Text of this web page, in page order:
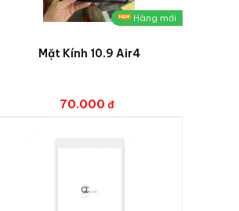
Hàng mới
Mặt Kính 10.9 Air4
70.000